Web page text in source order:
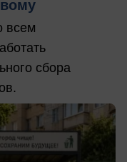
всем
сбора